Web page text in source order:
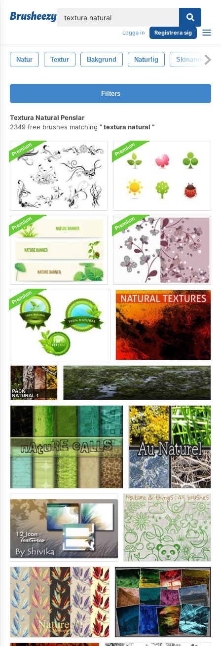
Logga in Registrera sig
Natur Textur Bakgrund Naturlig Skinande
Filters
Textura Natural Penslar
2349 free brushes matching
textura natural